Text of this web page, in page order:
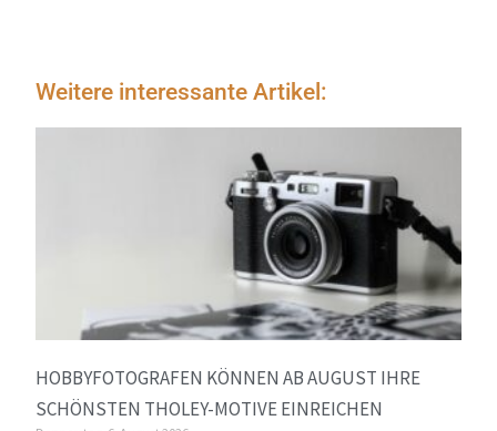
Weitere interessante Artikel:
HOBBYFOTOGRAFEN KÖNNEN AB AUGUST IHRE
SCHÖNSTEN THOLEY-MOTIVE EINREICHEN